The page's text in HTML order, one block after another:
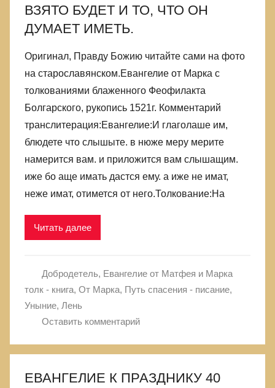
ВЗЯТО БУДЕТ И ТО, ЧТО ОН
ДУМАЕТ ИМЕТЬ.
Оригинал, Правду Божию читайте сами на фото
на старославянском.Евангелие от Марка с
толкованиями блаженного Феофилакта
Болгарского, рукопись 1521г. Комментарий
транслитерация:Евангелие:И глаголаше им,
блюдете что слышыте. в нюже меру мерите
намерится вам. и приложится вам слышащим.
иже бо аще имать дастся ему. а иже не имат,
неже имат, отимется от него.Толкование:На
Читать далее
Добродетель, Евангелие от Матфея и Марка
толк - книга, От Марка, Путь спасения - писание,
Уныние, Лень
Оставить комментарий
ЕВАНГЕЛИЕ К ПРАЗДНИКУ 40